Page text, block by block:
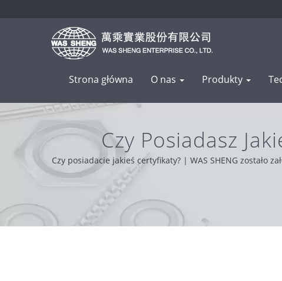
Strona główna O nas Produkty
Czy Posiadasz
Metalowych
Czy posiadacie jakieś certyfikaty? | WAS SHENG zostało
wygoda i rozwiązywanie problemów. Dzięki wsparciu